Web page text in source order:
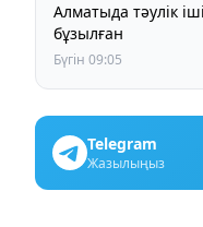
Алматыда тәулік
бұзылған
Бүгін 09:05
Telegram
Жазылыңыз